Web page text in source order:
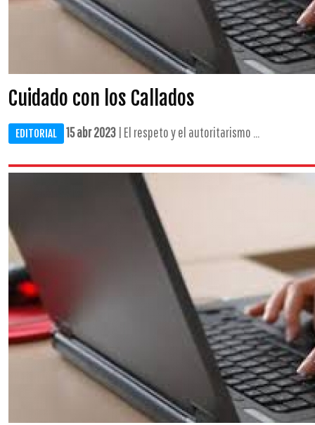
Cuidado con los Callados
EDITORIAL 15 abr 2023 | El respeto y el autoritarismo ...